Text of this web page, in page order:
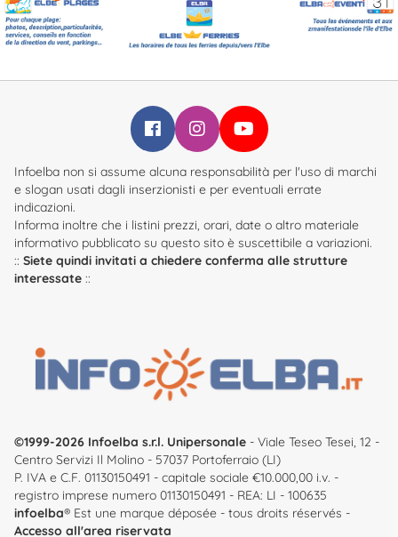
Infoelba su Facebook
Infoelba su Instagram
Infoelba su YouTube
Infoelba non si assume alcuna responsabilità per l'uso di marchi
e slogan usati dagli inserzionisti e per eventuali errate
indicazioni.
Informa inoltre che i listini prezzi, orari, date o altro materiale
informativo pubblicato su questo sito è suscettibile a variazioni.
:: Siete quindi invitati a chiedere conferma alle strutture
interessate ::
©1999-2026 Infoelba s.r.l. Unipersonale - Viale Teseo Tesei, 12 -
Centro Servizi Il Molino - 57037 Portoferraio (LI)
P. IVA e C.F. 01130150491 - capitale sociale €10.000,00 i.v. -
registro imprese numero 01130150491 - REA: LI - 100635
infoelba® Est une marque déposée - tous droits réservés -
Accesso all'area riservata